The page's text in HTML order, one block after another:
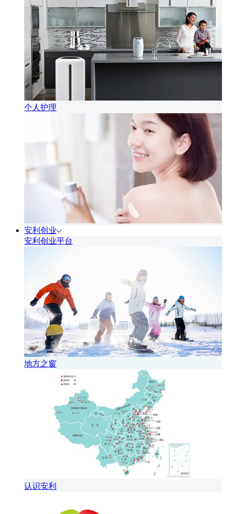
个人护理
安利创业
安利创业平台
地方之窗
认识安利